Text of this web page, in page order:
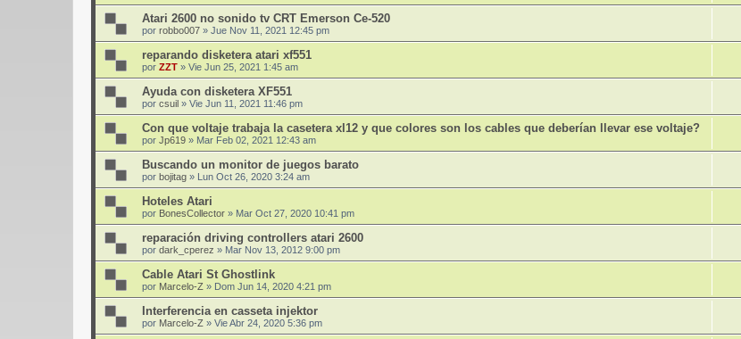
Atari 2600 no sonido tv CRT Emerson Ce-520
por robbo007 » Jue Nov 11, 2021 12:45 pm
reparando disketera atari xf551
por ZZT » Vie Jun 25, 2021 1:45 am
Ayuda con disketera XF551
por csuil » Vie Jun 11, 2021 11:46 pm
Con que voltaje trabaja la casetera xl12 y que colores son los cables que deberían llevar ese voltaje?
por Jp619 » Mar Feb 02, 2021 12:43 am
Buscando un monitor de juegos barato
por bojitag » Lun Oct 26, 2020 3:24 am
Hoteles Atari
por BonesCollector » Mar Oct 27, 2020 10:41 pm
reparación driving controllers atari 2600
por dark_cperez » Mar Nov 13, 2012 9:00 pm
Cable Atari St Ghostlink
por Marcelo-Z » Dom Jun 14, 2020 4:21 pm
Interferencia en casseta injektor
por Marcelo-Z » Vie Abr 24, 2020 5:36 pm